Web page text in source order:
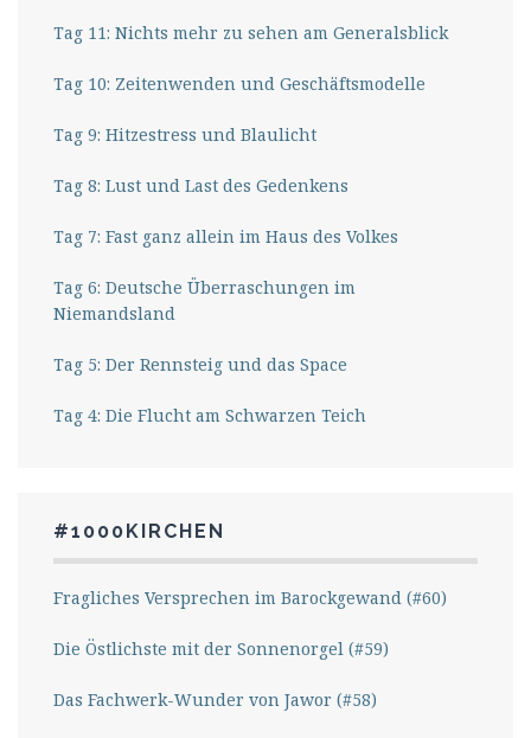
Tag 11: Nichts mehr zu sehen am Generalsblick
Tag 10: Zeitenwenden und Geschäftsmodelle
Tag 9: Hitzestress und Blaulicht
Tag 8: Lust und Last des Gedenkens
Tag 7: Fast ganz allein im Haus des Volkes
Tag 6: Deutsche Überraschungen im
Niemandsland
Tag 5: Der Rennsteig und das Space
Tag 4: Die Flucht am Schwarzen Teich
#1000KIRCHEN
Fragliches Versprechen im Barockgewand (#60)
Die Östlichste mit der Sonnenorgel (#59)
Das Fachwerk-Wunder von Jawor (#58)